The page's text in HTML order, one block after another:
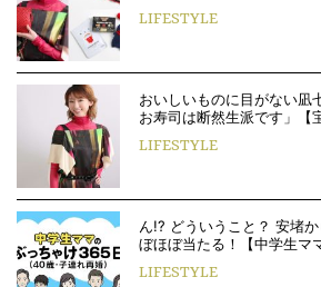
LIFESTYLE
おいしいものに目がない凪
お寿司は断然生派です」【
LIFESTYLE
ん!? どういうこと？ 安堵
ぼほぼ当たる！【中学生マ
LIFESTYLE